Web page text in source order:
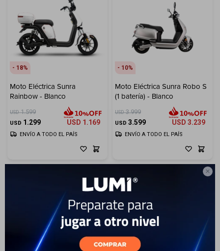

18
Moto Eléctrica Sunra
Rainbow - Blanco
USD 1.599
USD 1.299 USD 1.169
ENVÍO A TODO EL PAÍS
10
Moto Eléctrica Sunra Robo S
(1 batería) - Blanco
USD 3.999
USD 3.599 USD 3.239
ENVÍO A TODO EL PAÍS
TV y Audio
Electrodomésticos
Accesorios
Monitores